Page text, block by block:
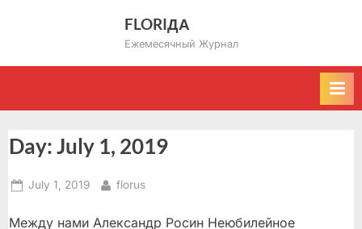
FLORIДА
Ежемесячный Журнал
Day:July 1, 2019
Posted
July 1, 2019 By
florus
Между нами Александр Росин Неюбилейное